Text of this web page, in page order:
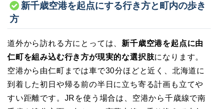
新千歳空港を起点にする行き方と町内の歩き
方
道外から訪れる方にとっては、 新千歳空港を起点に由
仁町を組み込む行き方が現実的な選択肢になります。
空港から由仁町までは車で30分ほどと近く、北海道に
到着した初日や帰る前の半日に立ち寄る計画も立てや
すい距離です。JRを使う場合は、空港から千歳線で南